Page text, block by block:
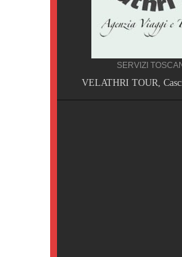
SERVIZI
VELATHRI TOUR,